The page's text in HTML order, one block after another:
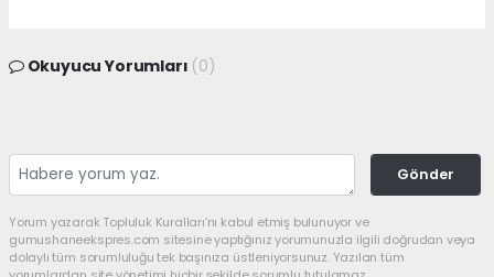
Okuyucu Yorumları (0)
Gönder
Yorum yazarak Topluluk Kuralları’nı kabul etmiş bulunuyor ve
gumushaneekspres.com sitesine yaptığınız yorumunuzla ilgili doğrudan veya
dolaylı tüm sorumluluğu tek başınıza üstleniyorsunuz. Yazılan tüm